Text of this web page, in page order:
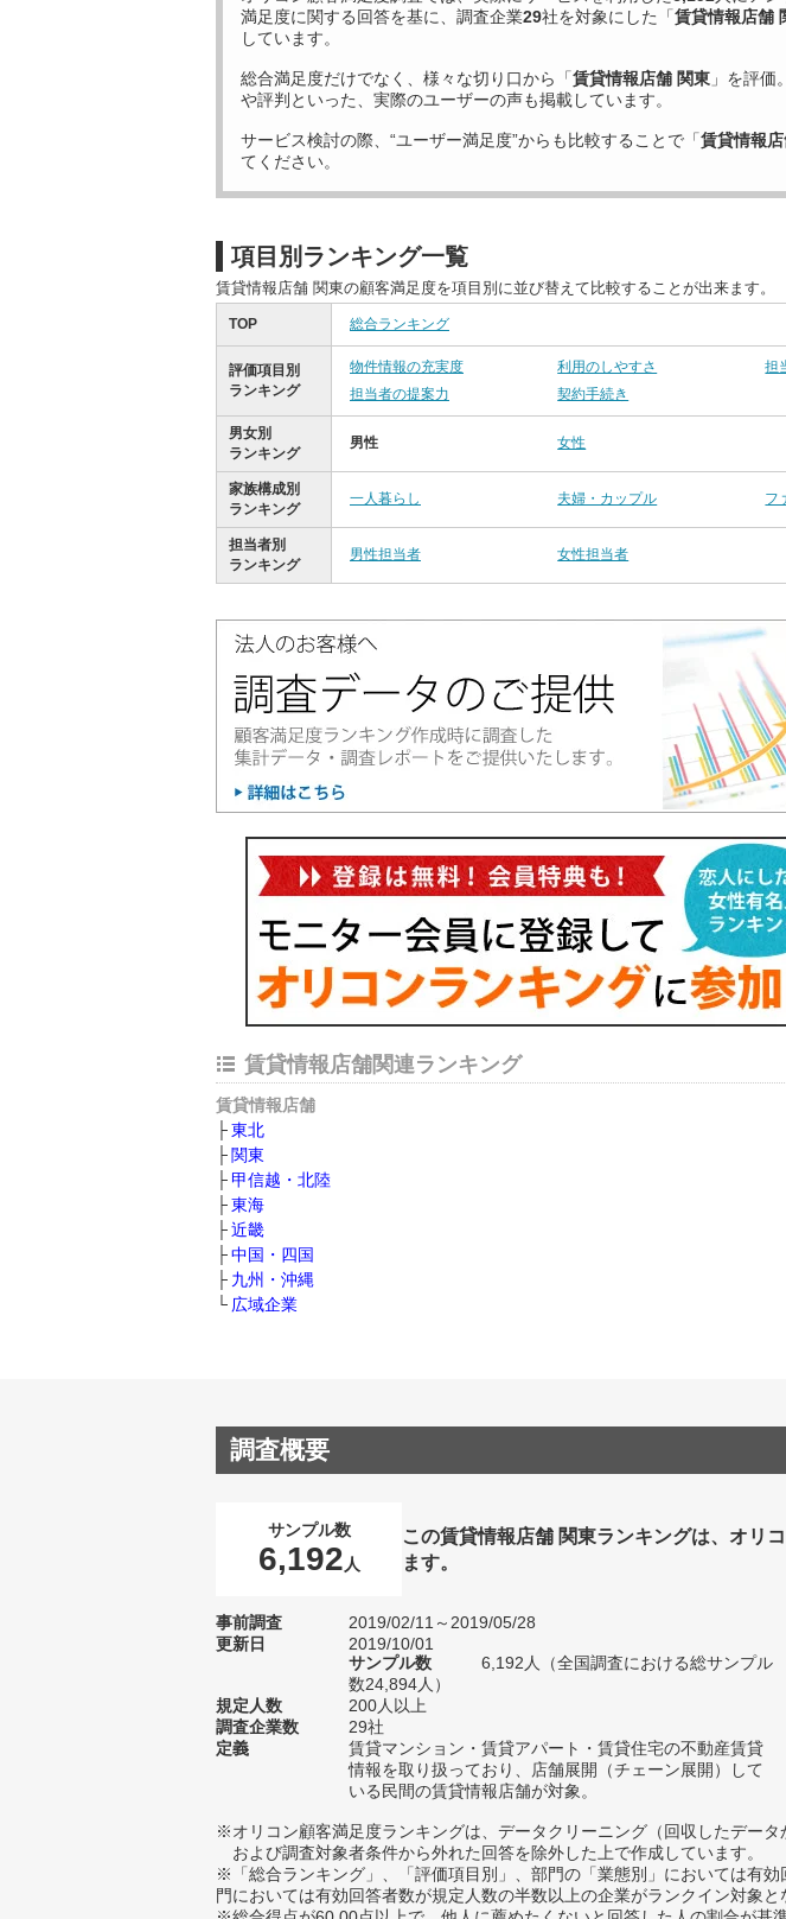
満足度に関する回答を基に、調査企業29社を対象にした「賃貸情報店舗
しています。
総合満足度だけでなく、様々な切り口から「賃貸情報店舗 関東 」を評価
や評判といった、実際のユーザーの声も掲載しています。
サービス検討の際、“ユーザー満足度”からも比較することで「賃貸情報
てください。
項目別ランキング一覧
賃貸情報店舗 関東の顧客満足度を項目別に並び替えて比較することが出来ます。
TOP 総合ランキング
評価項目別
ランキング
物件情報の充実度 利用のしやすさ
担
担当者の提案力
契約手続き
男女別
ランキング
男性 女性
家族構成別
ランキング
一人暮らし 夫婦・カップル フ
担当者別
ランキング
男性担当者 女性担当者
賃貸情報店舗関連ランキング
賃貸情報店舗
東北
関東
甲信越・北陸
東海
近畿
中国・四国
九州・沖縄
広域企業
調査概要
サンプル数
6,192 人
この賃貸情報店舗 関東ランキングは、オリ
ます。
事前調査
2019/02/11～2019/05/28
更新日
2019/10/01
サンプル数
6,192人（全国調査における総サンプル
数24,894人）
規定人数
200人以上
調査企業数
29社
定義
賃貸マンション・賃貸アパート・賃貸住宅の不動産賃貸
情報を取り扱っており、店舗展開（チェーン展開）して
いる民間の賃貸情報店舗が対象。
※オリコン顧客満足度ランキングは、データクリーニング（回収したデータ
および調査対象者条件から外れた回答を除外した上で作成しています。
※「総合ランキング」、「評価項目別」、部門の「業態別」においては有
門においては有効回答者数が規定人数の半数以上の企業がランクイン対象と